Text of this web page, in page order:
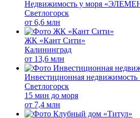
Недвижимость у моря
Светлогорск
от 6,6 млн
ЖК «Кант Сити»
Калининград
от 13,6 млн
Инвестиционная недвижимость
Светлогорск
15 мин до моря
от 7,4 млн